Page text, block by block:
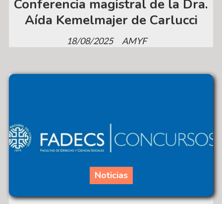
Conferencia magistral de la Dra.
Aída Kemelmajer de Carlucci
AMYF
18/08/2025
Noticias